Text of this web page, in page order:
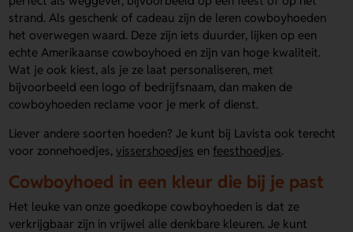
strand. Als geschenk of cadeau zijn de leren cowboyhoeden
het overwegen waard. Deze zijn iets duurder, lijken op een
echte Amerikaanse cowboyhoed en zijn van hoge kwaliteit.
Wat je ook kiest, als je ze laat personaliseren, met
bijvoorbeeld een logo of bedrijfsnaam, dan maken de
cowboyhoeden reclame voor je merk of dienst.
Liever andere soorten hoeden? Je kunt bij Lavista ook terecht
voor zonnehoedjes, vissershoedjes en feesthoedjes.
Cowboyhoed in een kleur die bij je past
Het leuke van onze goedkope cowboyhoeden is dat ze
verkrijgbaar zijn in vrijwel alle denkbare kleuren. Je kunt